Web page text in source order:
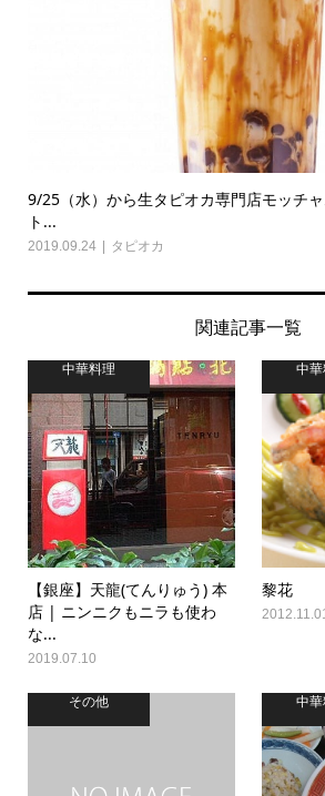
9/25（水）から生タピオカ専門店モッチ
ト...
2019.09.24 タピオカ
関連記事一覧
中華料理
【銀座】天龍(てんりゅう) 本
店 | ニンニクもニラも使わ
な...
2019.07.10
中
黎花
その他 中